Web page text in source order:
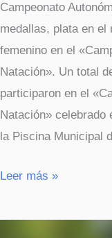
Campeonato
medallas, plata en el
femenino en el
Natación». Un total
participaron en el
Natación» celebrado
la Piscina Municipal
Leer más »